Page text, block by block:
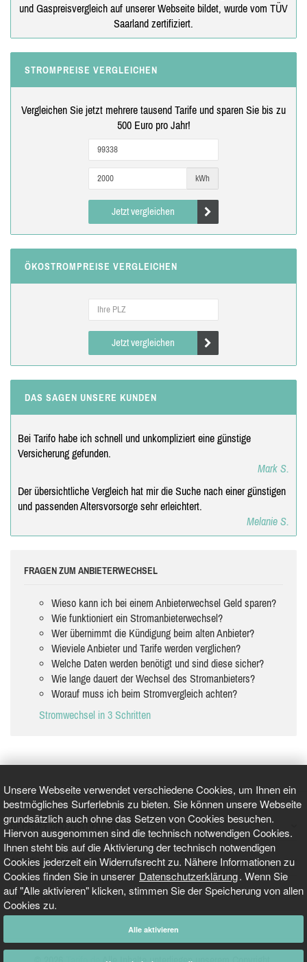
Unsere Webseite verwendet verschiedene Cookies, um Ihnen ein
bestmögliches Surferlebnis zu bieten. Sie können unsere Webseite
grundsätzlich auch ohne das Setzen von Cookies besuchen.
Hiervon ausgenommen sind die technisch notwendigen Cookies.
Ihnen steht bis auf die Aktivierung der technisch notwendigen
Cookies jederzeit ein Widerrufsrecht zu. Nähere Informationen zu
Cookies finden Sie in unserer Datenschutzerklärung. Wenn Sie
auf "Alle aktivieren" klicken, stimmen Sie der Speicherung von allen
Cookies zu.
Alle aktivieren
und Gaspreisvergleich auf unserer Webseite bildet, wurde vom TÜV
Saarland zertifiziert.
STROMPREISE VERGLEICHEN
Vergleichen Sie jetzt mehrere tausend Tarife und sparen Sie bis zu
500 Euro pro Jahr!
kWh
Jetzt vergleichen
ÖKOSTROMPREISE VERGLEICHEN
Jetzt vergleichen
DAS SAGEN UNSERE KUNDEN
Bei Tarifo habe ich schnell und unkompliziert eine günstige
Versicherung gefunden.
Mark S.
Der übersichtliche Vergleich hat mir die Suche nach einer günstigen
und passenden Altersvorsorge sehr erleichtert.
Melanie S.
FRAGEN ZUM ANBIETERWECHSEL
Wieso kann ich bei einem Anbieterwechsel Geld sparen?
Wie funktioniert ein Stromanbieterwechsel?
Wer übernimmt die Kündigung beim alten Anbieter?
Wieviele Anbieter und Tarife werden verglichen?
Welche Daten werden benötigt und sind diese sicher?
Wie lange dauert der Wechsel des Stromanbieters?
Worauf muss ich beim Stromvergleich achten?
Stromwechsel in 3 Schritten
GEPRÜFT UND ZERTIFIZIERT
AKTUELLE NACHRICHTEN
TARIFO.DE